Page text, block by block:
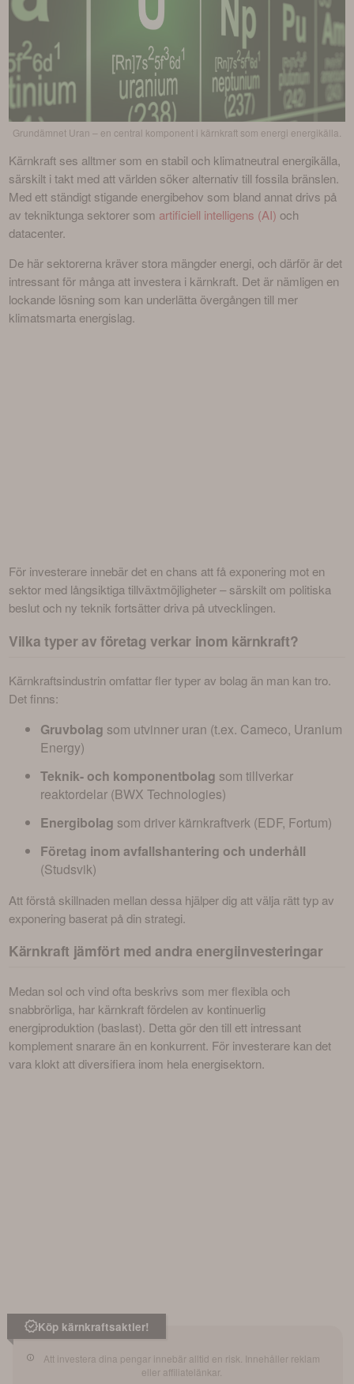
Grundämnet Uran – en central komponent i kärnkraft som energi energikälla.
Kärnkraft ses alltmer som en stabil och klimatneutral energikälla,
särskilt i takt med att världen söker alternativ till fossila bränslen.
Med ett ständigt stigande energibehov som bland annat drivs på
av tekniktunga sektorer som artificiell intelligens (AI) och
datacenter.
De här sektorerna kräver stora mängder energi, och därför är det
intressant för många att investera i kärnkraft. Det är nämligen en
lockande lösning som kan underlätta övergången till mer
klimatsmarta energislag.
För investerare innebär det en chans att få exponering mot en
sektor med långsiktiga tillväxtmöjligheter – särskilt om politiska
beslut och ny teknik fortsätter driva på utvecklingen.
Vilka typer av företag verkar inom kärnkraft?
Kärnkraftsindustrin omfattar fler typer av bolag än man kan tro.
Det finns:
Gruvbolag som utvinner uran (t.ex. Cameco, Uranium
Energy)
Teknik- och komponentbolag som tillverkar
reaktordelar (BWX Technologies)
Energibolag som driver kärnkraftverk (EDF, Fortum)
Företag inom avfallshantering och underhåll
(Studsvik)
Att förstå skillnaden mellan dessa hjälper dig att välja rätt typ av
exponering baserat på din strategi.
Kärnkraft jämfört med andra energiinvesteringar
Medan sol och vind ofta beskrivs som mer flexibla och
snabbrörliga, har kärnkraft fördelen av kontinuerlig
energiproduktion (baslast). Detta gör den till ett intressant
komplement snarare än en konkurrent. För investerare kan det
vara klokt att diversifiera inom hela energisektorn.
Köp kärnkraftsaktier!
Att investera dina pengar innebär alltid en risk. Innehåller reklam
eller affiliatelänkar.